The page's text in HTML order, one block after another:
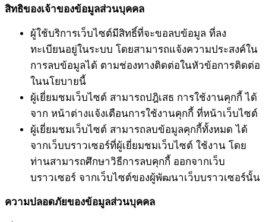
สิทธิของเจ้าของข้อมูลส่วนบุคคล
ผู้ใช้บริการเว็บไซต์มีสิทธิ์ที่จะขอลบข้อมูล ที่ลง
ทะเบียนอยู่ในระบบ โดยสามารถแจ้งความประสงค์ใน
การลบข้อมูลได้ ตามช่องทางติดต่อในหัวข้อการติดต่อ
ในนโยบายนี้
ผู้เยี่ยมชมเว็บไซต์ สามารถปฎิเสธ การใช้งานคุกกี้ ได้
จาก หน้าต่างแจ้งเตือนการใช้งานคุกกี้ ที่หน้าเว็บไซต์
ผู้เยี่ยมชมเว็บไซต์ สามารถลบข้อมูลคุกกี้ทั้งหมด ได้
จากเว็บบราวเซอร์ที่ผู้เยี่ยมชมเว็บไซต์ ใช้งาน โดย
ท่านสามารถศึกษาวิธีการลบคุกกี้ ออกจากเว็บ
บราวเซอร์ จากเว็บไซต์ของผู้พัฒนาเว็บบราวเซอร์นั้น
ความปลอดภัยของข้อมูลส่วนบุคคล